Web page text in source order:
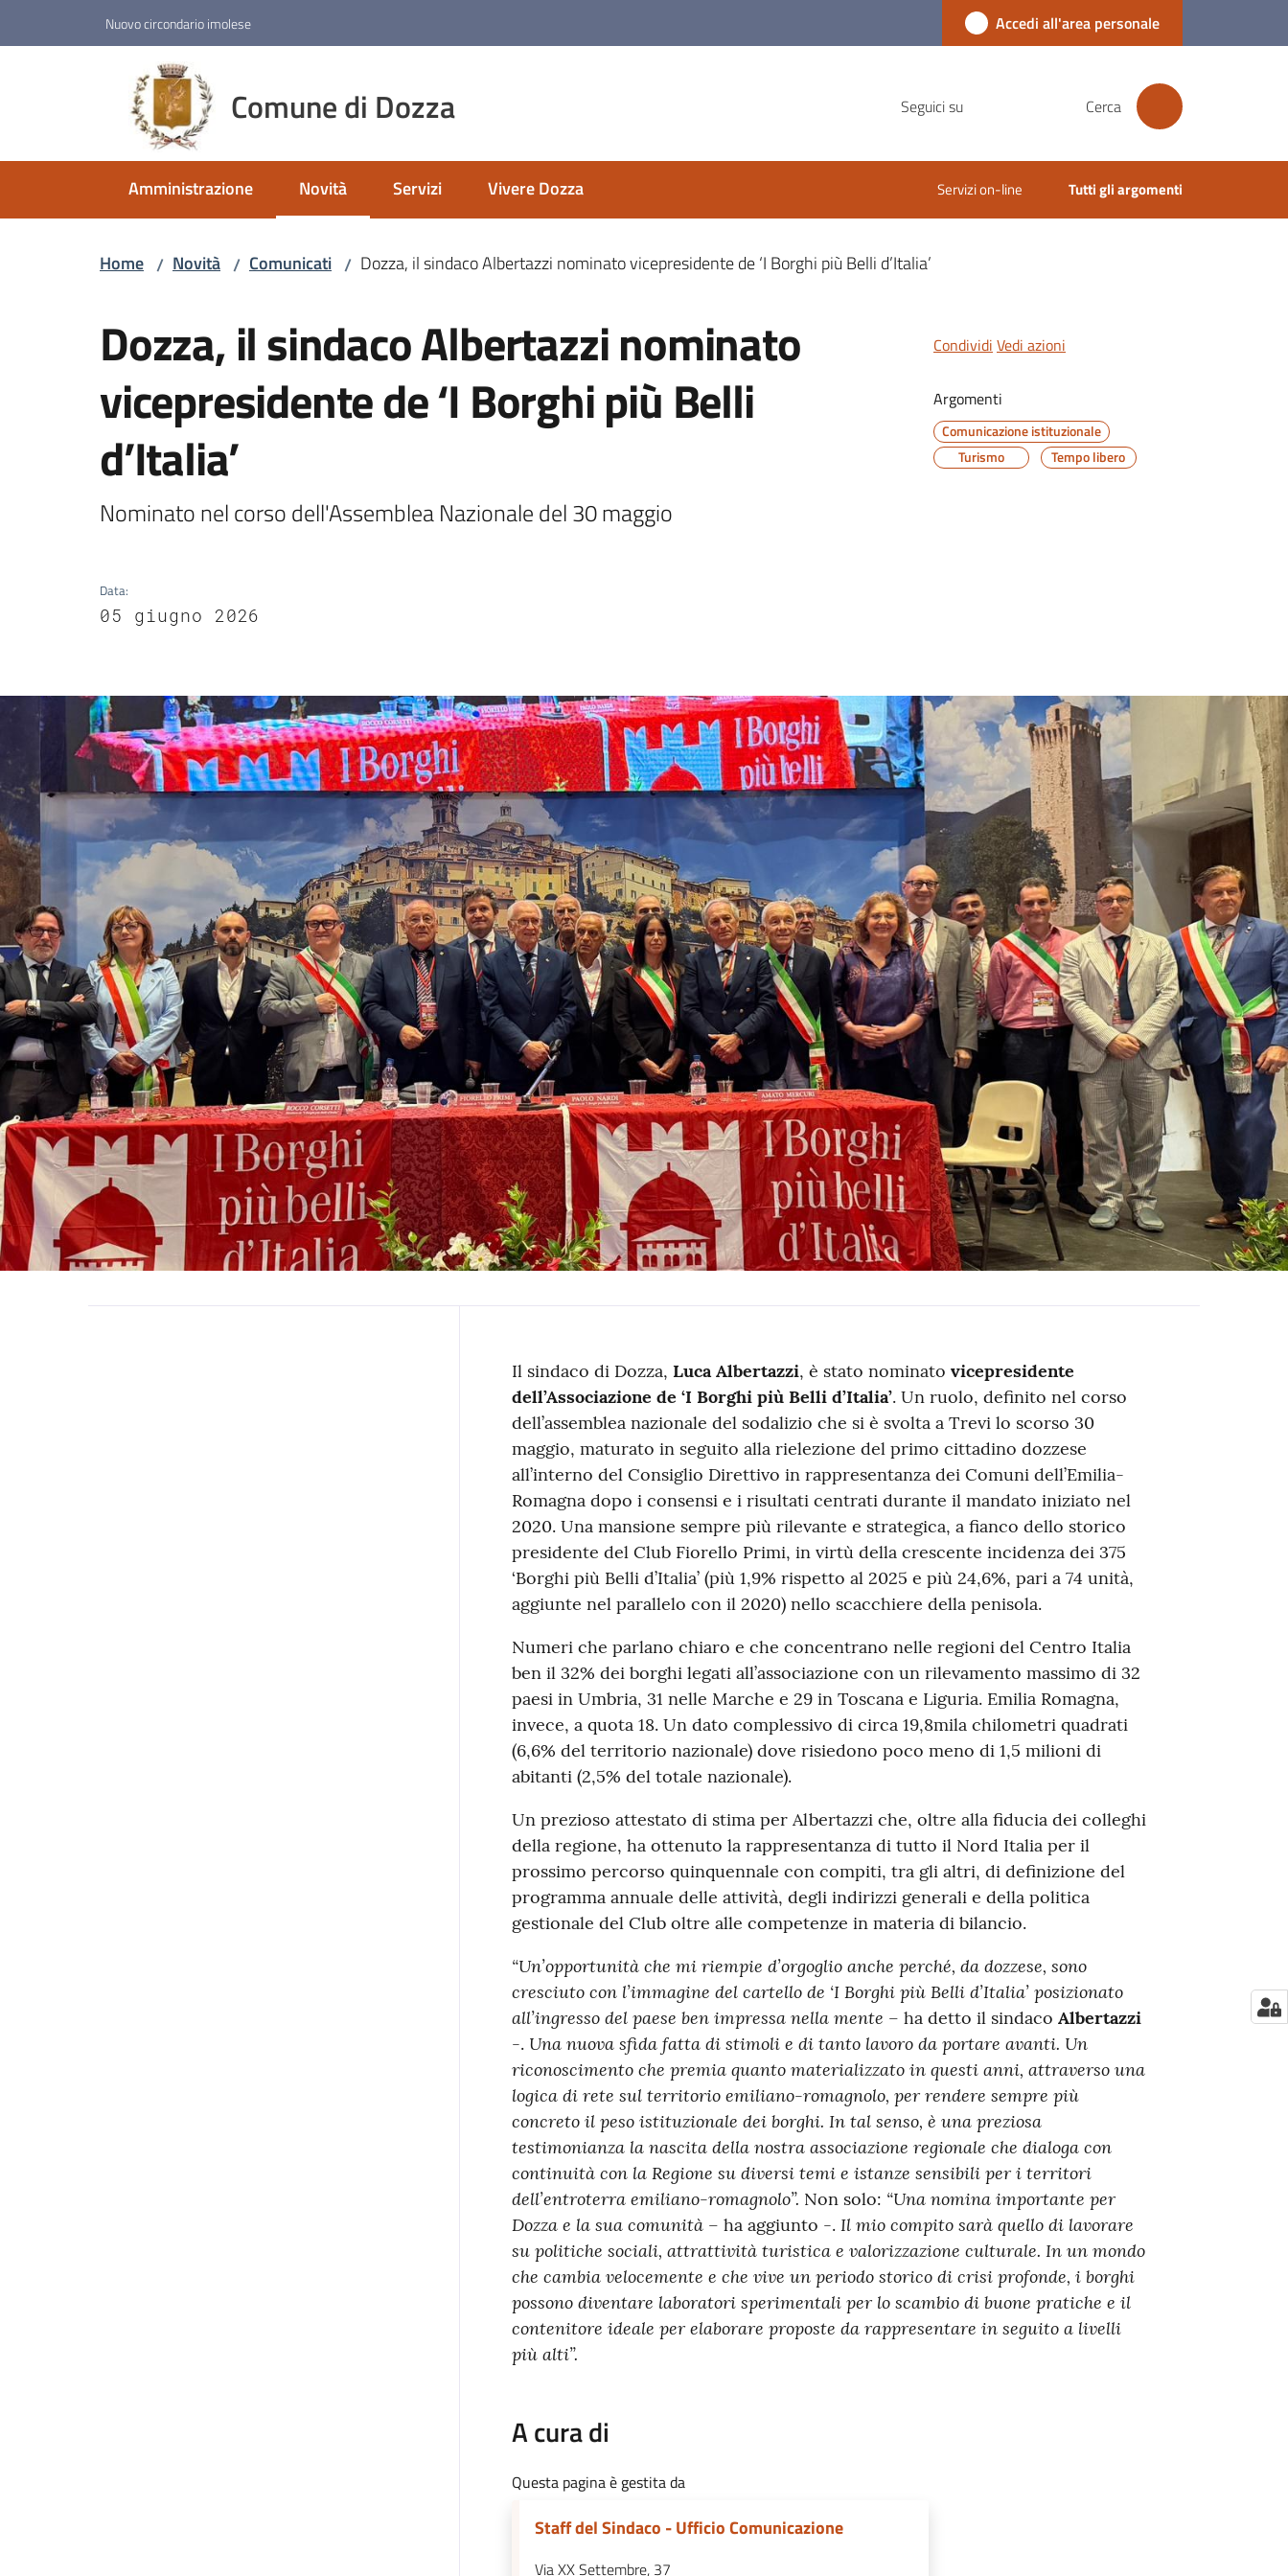
Nuovo circondario imolese Accedi all'area personale
Comune di Dozza Seguici su Cerca
Amministrazione Novità
Menu selezionato
Servizi Vivere Dozza Servizi on-line Tutti gli argomenti
Home / Novità / Comunicati / Dozza, il sindaco Albertazzi nominato vicepresidente de ‘I Borghi più Belli d’Italia’
Dozza, il sindaco Albertazzi nominato
vicepresidente de ‘I Borghi più Belli
d’Italia’
Nominato nel corso dell'Assemblea Nazionale del 30 maggio
Data:
05 giugno 2026
Condividi Vedi azioni
Argomenti
Comunicazione istituzionale
Turismo
Tempo libero
Contenuto
Il sindaco di Dozza, Luca Albertazzi, è stato nominato vicepresidente
dell’Associazione de ‘I Borghi più Belli d’Italia’. Un ruolo, definito nel corso
dell’assemblea nazionale del sodalizio che si è svolta a Trevi lo scorso 30
maggio, maturato in seguito alla rielezione del primo cittadino dozzese
all’interno del Consiglio Direttivo in rappresentanza dei Comuni dell’Emilia-
Romagna dopo i consensi e i risultati centrati durante il mandato iniziato nel
2020. Una mansione sempre più rilevante e strategica, a fianco dello storico
presidente del Club Fiorello Primi, in virtù della crescente incidenza dei 375
‘Borghi più Belli d’Italia’ (più 1,9% rispetto al 2025 e più 24,6%, pari a 74 unità,
aggiunte nel parallelo con il 2020) nello scacchiere della penisola.
Numeri che parlano chiaro e che concentrano nelle regioni del Centro Italia
ben il 32% dei borghi legati all’associazione con un rilevamento massimo di 32
paesi in Umbria, 31 nelle Marche e 29 in Toscana e Liguria. Emilia Romagna,
invece, a quota 18. Un dato complessivo di circa 19,8mila chilometri quadrati
(6,6% del territorio nazionale) dove risiedono poco meno di 1,5 milioni di
abitanti (2,5% del totale nazionale).
Un prezioso attestato di stima per Albertazzi che, oltre alla fiducia dei colleghi
della regione, ha ottenuto la rappresentanza di tutto il Nord Italia per il
prossimo percorso quinquennale con compiti, tra gli altri, di definizione del
programma annuale delle attività, degli indirizzi generali e della politica
gestionale del Club oltre alle competenze in materia di bilancio.
“Un’opportunità che mi riempie d’orgoglio anche perché, da dozzese, sono
cresciuto con l’immagine del cartello de ‘I Borghi più Belli d’Italia’ posizionato
all’ingresso del paese ben impressa nella mente – ha detto il sindaco Albertazzi
-. Una nuova sfida fatta di stimoli e di tanto lavoro da portare avanti. Un
riconoscimento che premia quanto materializzato in questi anni, attraverso una
logica di rete sul territorio emiliano-romagnolo, per rendere sempre più
concreto il peso istituzionale dei borghi. In tal senso, è una preziosa
testimonianza la nascita della nostra associazione regionale che dialoga con
continuità con la Regione su diversi temi e istanze sensibili per i territori
dell’entroterra emiliano-romagnolo”. Non solo: “Una nomina importante per
Dozza e la sua comunità – ha aggiunto -. Il mio compito sarà quello di lavorare
su politiche sociali, attrattività turistica e valorizzazione culturale. In un mondo
che cambia velocemente e che vive un periodo storico di crisi profonde, i borghi
possono diventare laboratori sperimentali per lo scambio di buone pratiche e il
contenitore ideale per elaborare proposte da rappresentare in seguito a livelli
più alti”.
A cura di
Questa pagina è gestita da
Staff del Sindaco - Ufficio Comunicazione
Via XX Settembre, 37